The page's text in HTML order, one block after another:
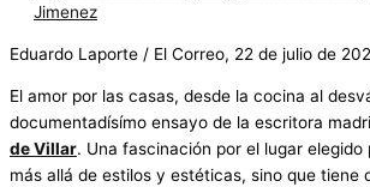
Jimenez
Eduardo Laporte / El Correo, 22 de julio de
El amor por las casas, desde la cocina al
documentadísímo ensayo de la escritora
de Villar. Una fascinación por el lugar elegido
más allá de estilos y estéticas, sino que tiene